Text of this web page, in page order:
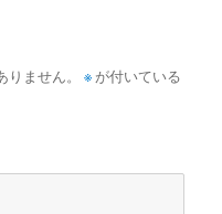
ません。 ※ が付いている